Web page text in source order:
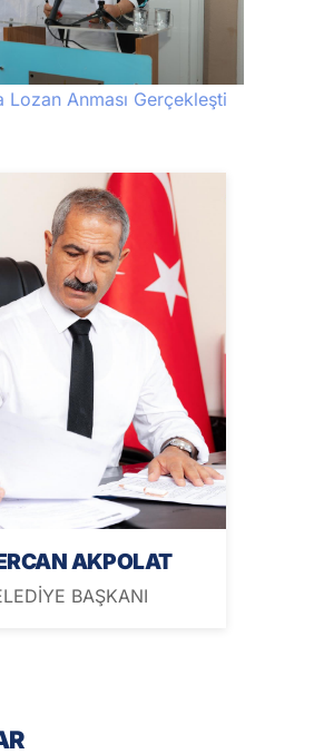
Lozan Anması Gerçekleşti
AKPOLAT
BAŞKANI